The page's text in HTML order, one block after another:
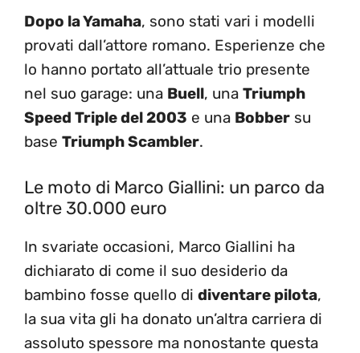
Dopo la Yamaha, sono stati vari i modelli
provati dall’attore romano. Esperienze che
lo hanno portato all’attuale trio presente
nel suo garage: una Buell, una Triumph
Speed Triple del 2003 e una Bobber su
base Triumph Scambler.
Le moto di Marco Giallini: un parco da
oltre 30.000 euro
In svariate occasioni, Marco Giallini ha
dichiarato di come il suo desiderio da
bambino fosse quello di diventare pilota,
la sua vita gli ha donato un’altra carriera di
assoluto spessore ma nonostante questa